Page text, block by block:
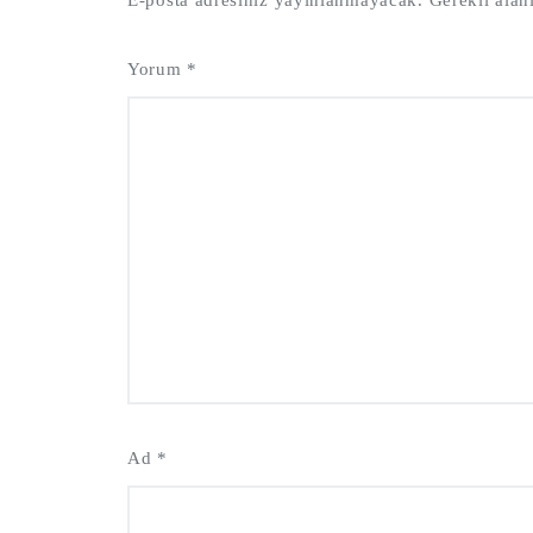
Yorum *
Ad *